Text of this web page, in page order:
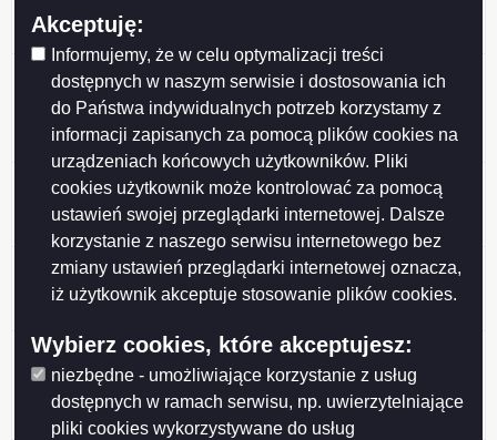
Akceptuję:
Informujemy, że w celu optymalizacji treści
dostępnych w naszym serwisie i dostosowania ich
do Państwa indywidualnych potrzeb korzystamy z
informacji zapisanych za pomocą plików cookies na
urządzeniach końcowych użytkowników. Pliki
cookies użytkownik może kontrolować za pomocą
ustawień swojej przeglądarki internetowej. Dalsze
korzystanie z naszego serwisu internetowego bez
zmiany ustawień przeglądarki internetowej oznacza,
iż użytkownik akceptuje stosowanie plików cookies.
Wybierz cookies, które akceptujesz:
niezbędne - umożliwiające korzystanie z usług
dostępnych w ramach serwisu, np. uwierzytelniające
pliki cookies wykorzystywane do usług
Urzędzie Miejskim w Suwałkach w wymiarze 1 etatu - z
dnia 2026-02-17
Oferta pracy na stanowisku młodszy
wychowawca/czyni w Placówce Opiekuńczo-
Wychowawczej w Suwałkach w wymiarze 1 etatu - z
dnia 2026-02-12
Oferta pracy na stanowisku samodzielny referent/-ka w
Placówce Opiekuńczo-Wychowawczej w Suwałkach w
wymiarze 1 etatu (zastępstwo) - z dnia 2026-02-02
Oferta pracy na stanowisku podinspektor/-ka w
Urzędzie Stanu Cywilnego Urzędu Miejskiego w
Oferta pracy na stanowisku główny specjalista/-ka
nadzoru robót konstrukcyjnych w Wydziale Inwestycji
Urzędu Miejskiego w Suwałkach w wymiarze 1 etatu -
z dnia 2026-01-23